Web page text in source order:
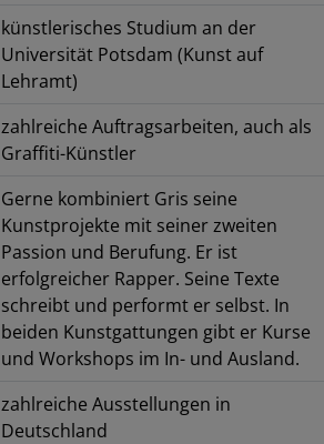
künstlerisches Studium an der
Universität Potsdam (Kunst auf
Lehramt)
zahlreiche Auftragsarbeiten, auch als
Graffiti-Künstler
Gerne kombiniert Gris seine
Kunstprojekte mit seiner zweiten
Passion und Berufung. Er ist
erfolgreicher Rapper. Seine Texte
schreibt und performt er selbst. In
beiden Kunstgattungen gibt er Kurse
und Workshops im In- und Ausland.
zahlreiche Ausstellungen in
Deutschland